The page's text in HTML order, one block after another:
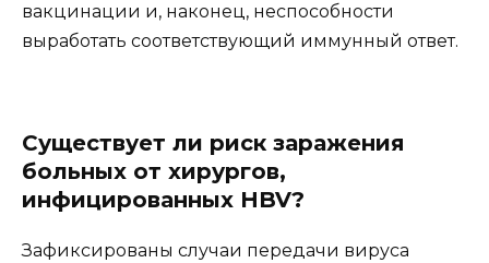
вакцинации и, наконец, неспособности
выработать соответствующий иммунный ответ.
Существует ли риск заражения
больных от хирургов,
инфицированных HBV?
Зафиксированы случаи передачи вируса